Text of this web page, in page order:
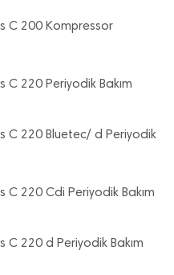
C 200 Kompressor
220 Periyodik Bakım
C 220 Bluetec/ d Periyodik
220 Cdi Periyodik Bakım
220 d Periyodik Bakım